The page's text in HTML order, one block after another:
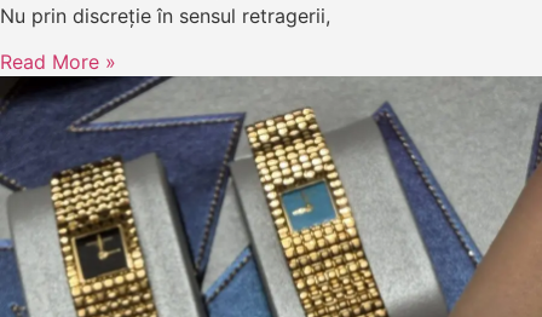
Nu prin discreție în sensul retragerii,
Read More »